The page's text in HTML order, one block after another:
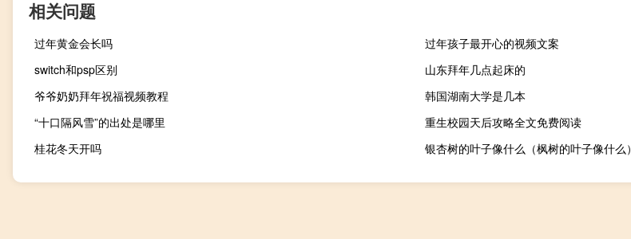
相关问题
过年黄金会长吗
过年孩子最开心的视频文案
switch和psp区别
山东拜年几点起床的
爷爷奶奶拜年祝福视频教程
韩国湖南大学是几本
“十口隔风雪”的出处是哪里
重生校园天后攻略全文免费阅读
桂花冬天开吗
银杏树的叶子像什么（枫树的叶子像什么）